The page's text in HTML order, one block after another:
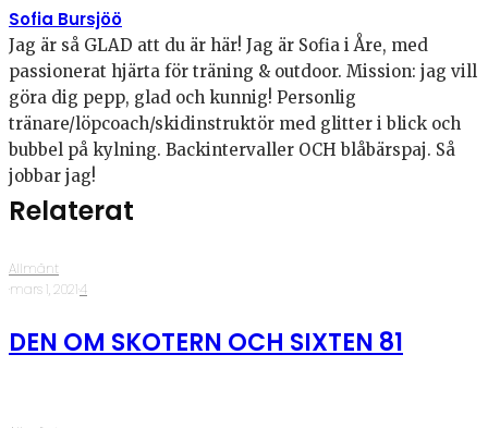
Sofia Bursjöö
Jag är så GLAD att du är här! Jag är Sofia i Åre, med
passionerat hjärta för träning & outdoor. Mission: jag vill
göra dig pepp, glad och kunnig! Personlig
tränare/löpcoach/skidinstruktör med glitter i blick och
bubbel på kylning. Backintervaller OCH blåbärspaj. Så
jobbar jag!
Relaterat
Allmänt
·mars 1, 2021·4
DEN OM SKOTERN OCH SIXTEN 81